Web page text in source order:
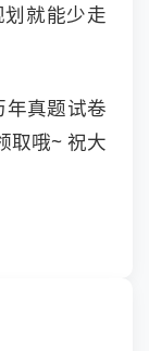
就能少走
真题试卷
取哦~ 祝大